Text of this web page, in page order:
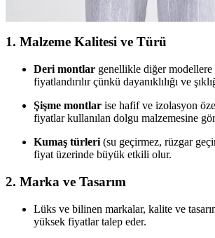
önerileriyle stilinizi tamamlayın.
1. Malzeme Kalitesi ve Türü
Deri montlar genellikle diğer
fiyatlandırılır çünkü dayanıklılığı ve
Şişme montlar ise hafif ve izolasyon
fiyatlar kullanılan dolgu malzemesine
Kumaş türleri (su geçirmez, rüzgar
fiyat üzerinde büyük etkili olur.
2. Marka ve Tasarım
Lüks ve bilinen markalar, kalite ve
yüksek fiyatlar talep eder.